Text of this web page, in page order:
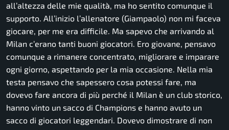
all’altezza delle mie qualità, ma ho sentito comunque il
supporto. All’inizio l’allenatore (Giampaolo) non mi faceva
giocare, per me era difficile. Ma sapevo che arrivando al
Milan c’erano tanti buoni giocatori. Ero giovane, pensavo
comunque a rimanere concentrato, migliorare e imparare
ogni giorno, aspettando per la mia occasione. Nella mia
testa pensavo che sapessero cosa potessi fare, ma
dovevo fare ancora di più perché il Milan è un club storico,
hanno vinto un sacco di Champions e hanno avuto un
sacco di giocatori leggendari. Dovevo dimostrare di non